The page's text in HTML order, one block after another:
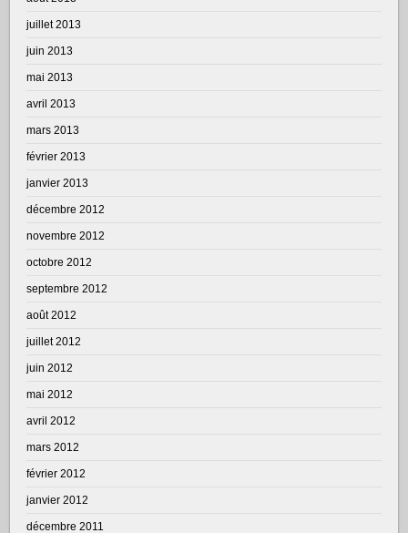
juillet 2013
juin 2013
mai 2013
avril 2013
mars 2013
février 2013
janvier 2013
décembre 2012
novembre 2012
octobre 2012
septembre 2012
août 2012
juillet 2012
juin 2012
mai 2012
avril 2012
mars 2012
février 2012
janvier 2012
décembre 2011